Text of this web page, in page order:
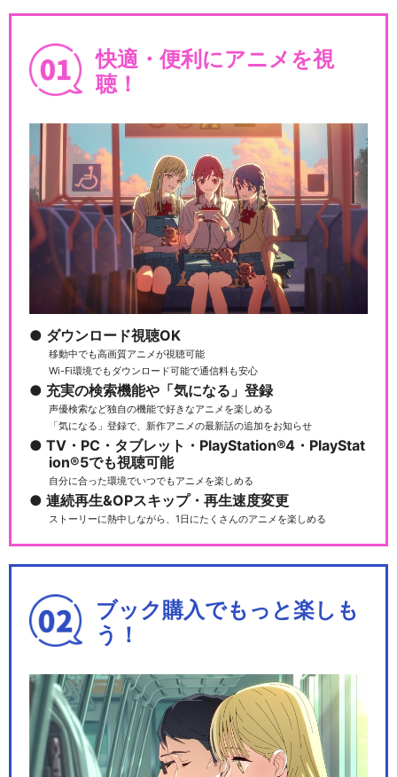
快適・便利にアニメを視
聴！
ダウンロード視聴OK
移動中でも高画質アニメが視聴可能
Wi-Fi環境でもダウンロード可能で通信料も安心
充実の検索機能や「気になる」登録
声優検索など独自の機能で好きなアニメを楽しめる
「気になる」登録で、新作アニメの最新話の追加をお知らせ
TV・PC・タブレット・PlayStation®4・PlayStat
ion®5でも視聴可能
自分に合った環境でいつでもアニメを楽しめる
連続再生&OPスキップ・再生速度変更
ストーリーに熱中しながら、1日にたくさんのアニメを楽しめる
ブック購入でもっと楽しも
う！